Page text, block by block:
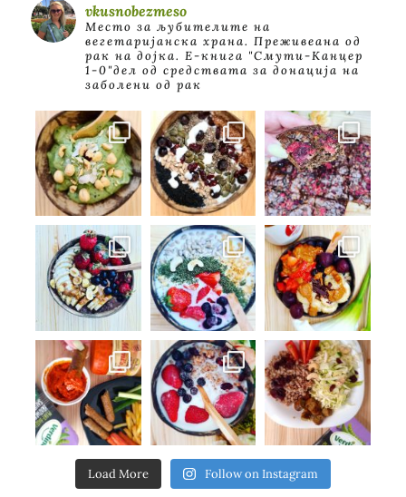
vkusnobezmeso
Место за љубителите на
вегетаријанска храна. Преживеана од
рак на дојка. E-книга "Смути-Канцер
1-0"дел од средствата за донација на
заболени од рак
Load More Follow on Instagram